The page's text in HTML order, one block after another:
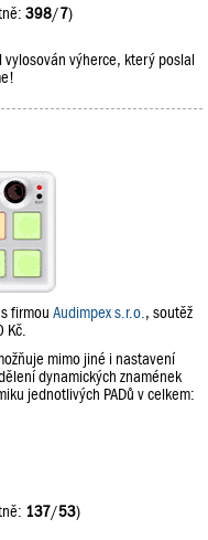
398/7)
výherce, který poslal
firmou Audimpex s.r.o. , soutěž
Kč.
mimo jiné i nastavení
dynamických znamének
jednotlivých PADů v celkem:
137/53)